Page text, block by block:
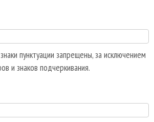
пунктуации запрещены, за исключением
и знаков подчеркивания.